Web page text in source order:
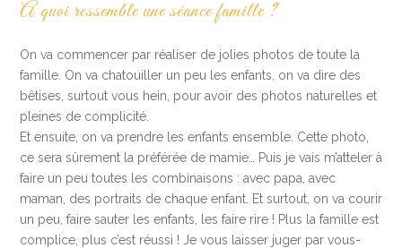
À quoi ressemble une séance famille ?
On va commencer par réaliser de jolies photos de toute la
famille. On va chatouiller un peu les enfants, on va dire des
bêtises, surtout vous hein, pour avoir des photos naturelles et
pleines de complicité.
Et ensuite, on va prendre les enfants ensemble. Cette photo,
ce sera sûrement la préférée de mamie… Puis je vais m’atteler à
faire un peu toutes les combinaisons : avec papa, avec
maman, des portraits de chaque enfant. Et surtout, on va courir
un peu, faire sauter les enfants, les faire rire ! Plus la famille est
complice, plus c’est réussi ! Je vous laisser juger par vous-